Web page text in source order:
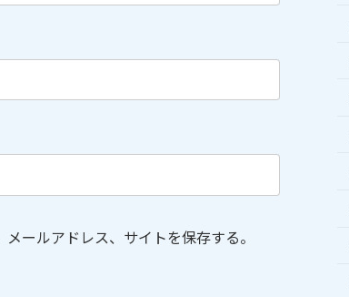
ールアドレス、サイトを保存する。